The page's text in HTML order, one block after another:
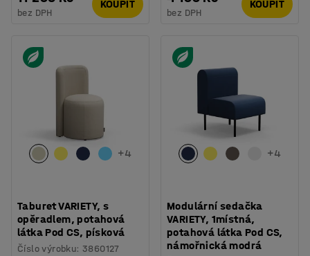
bez DPH
KOUPIT
bez DPH
KOUPIT
+4
Taburet VARIETY, s
opěradlem, potahová
látka Pod CS, písková
Číslo výrobku:3860127
+4
Modulární sedačka
VARIETY, 1místná,
potahová látka Pod CS,
námořnická modrá